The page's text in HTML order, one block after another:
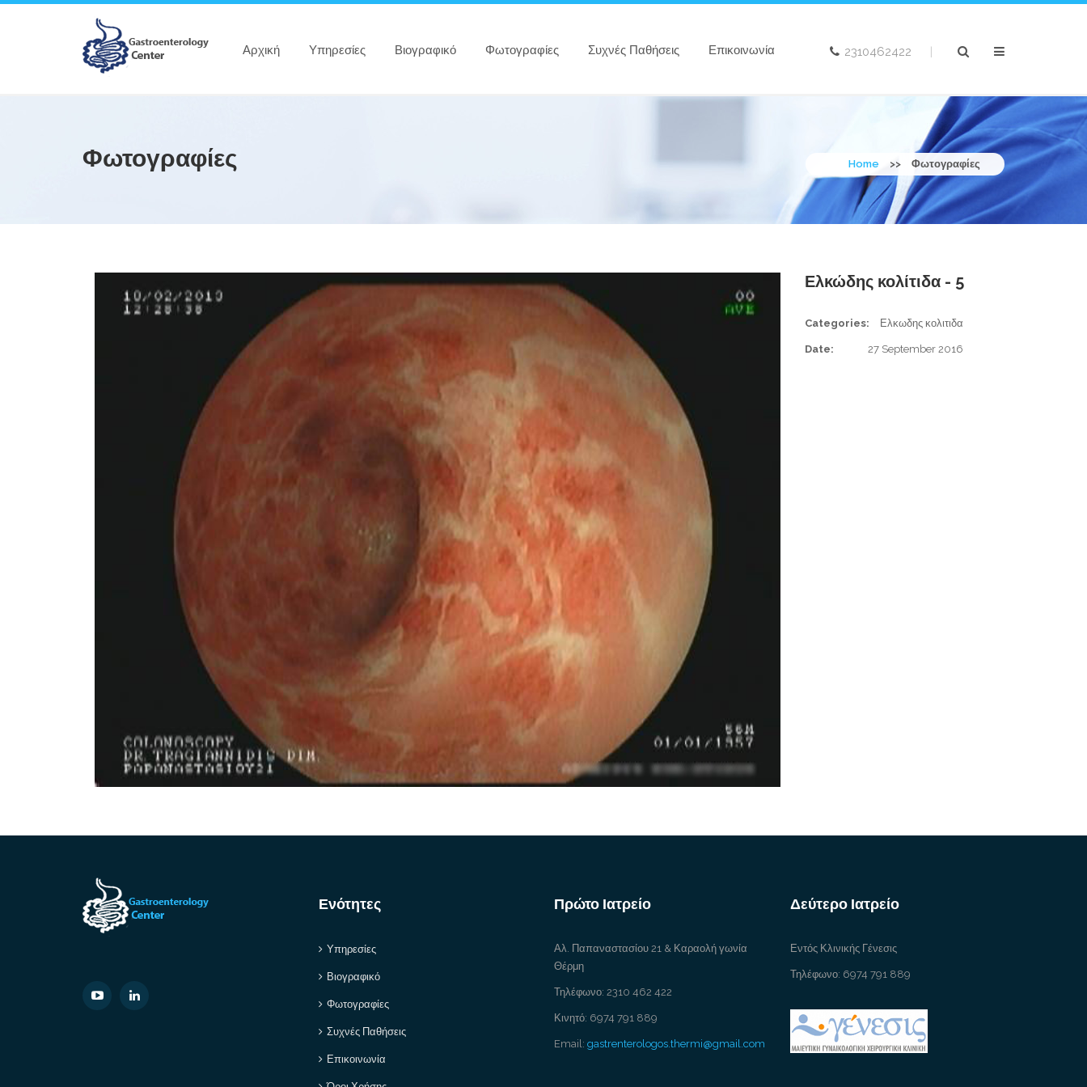
Αρχική Υπηρεσίες Βιογραφικό Φωτογραφίες Συχνές Παθήσεις Επικοινωνία 2310462422 |
Φωτογραφίες Home >> Φωτογραφίες
Ελκώδης κολίτιδα - 5
Categories: Ελκωδης κολιτιδα
Date: 27 September 2016
Ενότητες
Υπηρεσίες
Βιογραφικό
Φωτογραφίες
Συχνές Παθήσεις
Επικοινωνία
Πρώτο Ιατρείο
Αλ. Παπαναστασίου 21 & Καραολή γωνία
Θέρμη
Τηλέφωνο: 2310 462 422
Κινητό: 6974 791 889
Email: gastrenterologos.thermi@gmail.com
Δεύτερο Ιατρείο
Εντός Κλινικής Γένεσις
Τηλέφωνο: 6974 791 889